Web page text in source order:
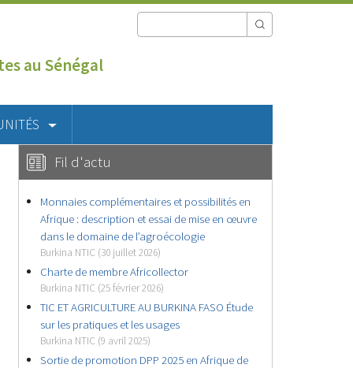
au Sénégal
Fil d'actu
Monnaies complémentaires et possibilités en
Afrique : description et essai de mise en œuvre
dans le domaine de l’agroécologie
Burkina NTIC (30 juillet 2026)
Charte de membre Africollector
Burkina NTIC (25 février 2026)
TIC ET AGRICULTURE AU BURKINA FASO Étude
sur les pratiques et les usages
Burkina NTIC (9 avril 2025)
Sortie de promotion DPP 2025 en Afrique de